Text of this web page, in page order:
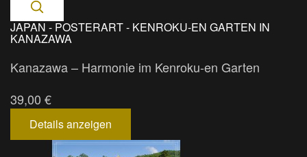
JAPAN - POSTERART - KENROKU-EN GARTEN IN
KANAZAWA
Kanazawa – Harmonie im Kenroku-en Garten
39,00 €
Details anzeigen